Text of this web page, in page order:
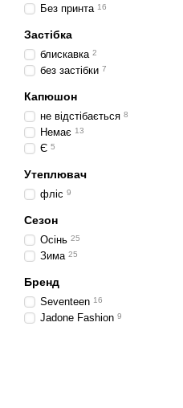
Без принта 16
Застібка
блискавка 2
без застібки 7
Капюшон
не відстібається 8
Немає 13
Є 5
Утеплювач
фліс 9
Сезон
Осінь 25
Зима 25
Бренд
Seventeen 16
Jadone Fashion 9